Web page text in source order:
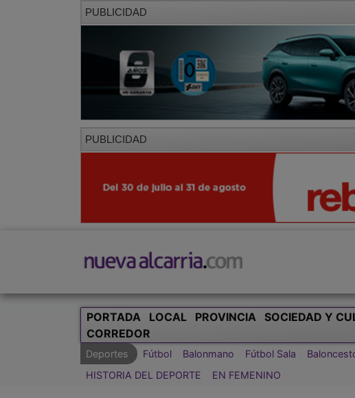
PUBLICIDAD
PUBLICIDAD
PORTADA LOCAL PROVINCIA SOCIEDAD Y
CORREDOR
Deportes Fútbol Balonmano Fútbol Sala
HISTORIA DEL DEPORTE
EN FEMENINO